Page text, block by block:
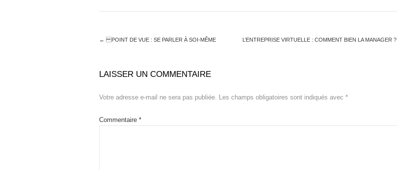
← POINT DE VUE : SE PARLER À SOI-MÊME L’ENTREPRISE VIRTUELLE : COMMENT BIEN LA MANAGER ?
LAISSER UN COMMENTAIRE
Votre adresse e-mail ne sera pas publiée. Les champs obligatoires sont indiqués avec *
Commentaire *